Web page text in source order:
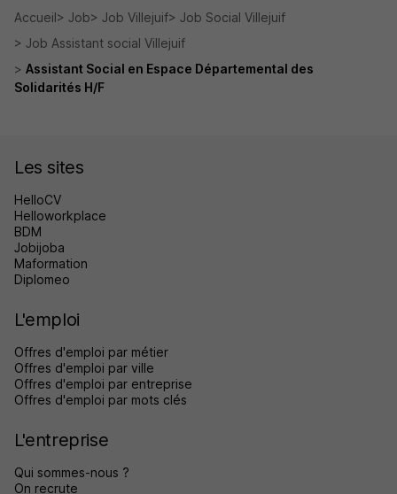
Accueil Job Job Villejuif
Job Social Villejuif
Job Assistant social Villejuif
Assistant Social en Espace Départemental des
Solidarités H/F
Les sites
HelloCV
Helloworkplace
BDM
Jobijoba
Maformation
Diplomeo
L'emploi
Offres d'emploi par métier
Offres d'emploi par ville
Offres d'emploi par entreprise
Offres d'emploi par mots clés
L'entreprise
Qui sommes-nous ?
On recrute